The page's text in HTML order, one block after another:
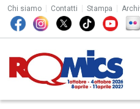
Salta al contenuto principale
TOP MENU
Chi siamo Contatti Stampa